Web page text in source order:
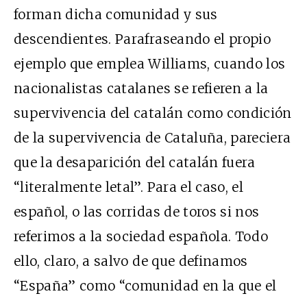
forman dicha comunidad y sus
descendientes. Parafraseando el propio
ejemplo que emplea Williams, cuando los
nacionalistas catalanes se refieren a la
supervivencia del catalán como condición
de la supervivencia de Cataluña, pareciera
que la desaparición del catalán fuera
“literalmente letal”. Para el caso, el
español, o las corridas de toros si nos
referimos a la sociedad española. Todo
ello, claro, a salvo de que definamos
“España” como “comunidad en la que el